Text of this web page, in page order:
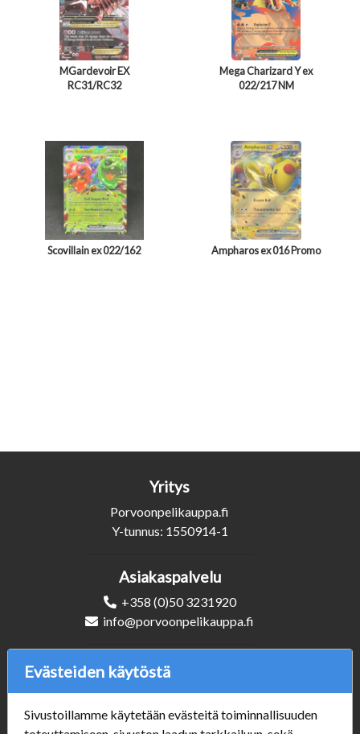
MGardevoir EX
RC31/RC32
Mega Charizard Y ex
022/217 NM
Scovillain ex 022/162 Ampharos ex 016 Promo
Yritys
Porvoonpelikauppa.fi
Y-tunnus: 1550914-1
Asiakaspalvelu
+358 (0)50 3231920
info@porvoonpelikauppa.fi
Seuraa Meitä
Evästeiden käytöstä
Sivustoillamme käytetään evästeitä toiminnallisuuden